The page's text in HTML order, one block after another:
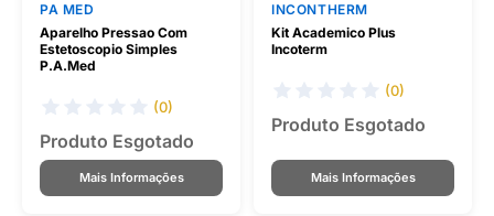
PA MED
Aparelho Pressao Com
Estetoscopio Simples
P.A.Med
(0)
Produto Esgotado
Mais Informações
INCONTHERM
Kit Academico Plus
Incoterm
(0)
Produto Esgotado
Mais Informações